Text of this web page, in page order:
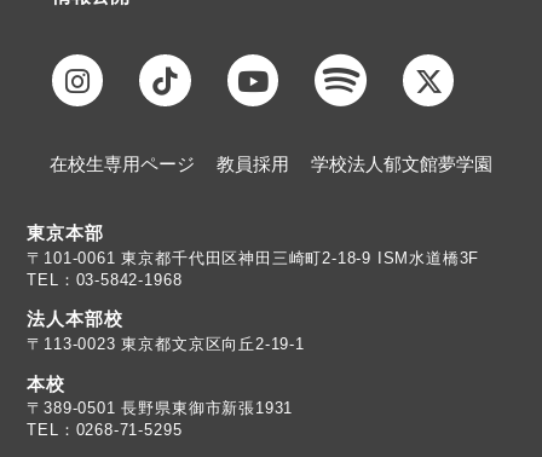
在校生専用ページ 教員採用 学校法人郁文館夢学園
東京本部
TEL：03-5842-1968
法人本部校
〒113-0023 東京都文京区向丘2-19-1
本校
TEL：0268-71-5295